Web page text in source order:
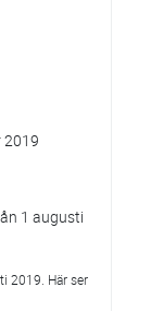
2019
1 augusti
2019. Här ser